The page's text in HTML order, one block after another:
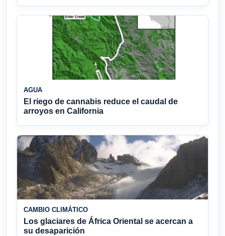
AGUA
El riego de cannabis reduce el caudal de
arroyos en California
CAMBIO CLIMÁTICO
Los glaciares de África Oriental se acercan a
su desaparición